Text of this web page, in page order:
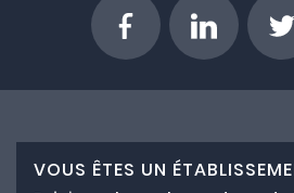
VOUS ÊTES UN